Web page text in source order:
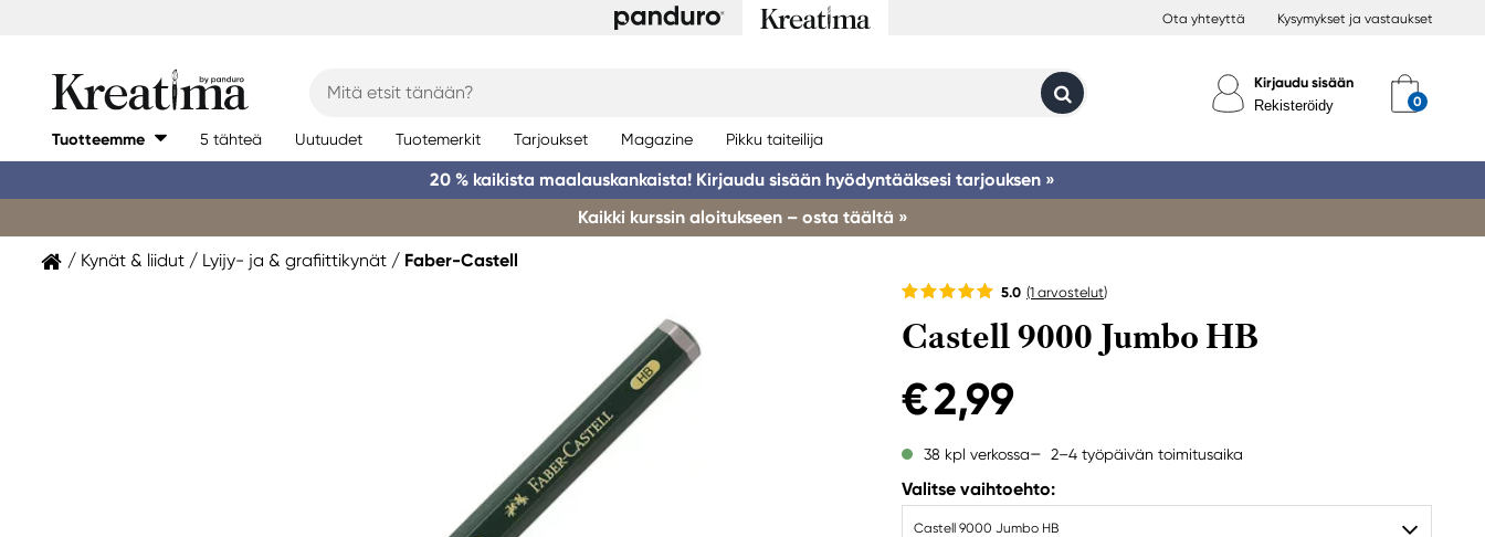
Ota yhteyttä Kysymykset ja vastaukset
Kirjaudu sisään
Rekisteröidy
Tuotteemme 5 tähteä Uutuudet Tuotemerkit Tarjoukset Magazine Pikku taiteilija
20 % kaikista maalauskankaista! Kirjaudu sisään hyödyntääksesi tarjouksen »
Kaikki kurssin aloitukseen – osta täältä »
Kynät & liidut Lyijy- ja & grafiittikynät Faber-Castell
5.0 (1 arvostelut)
Castell 9000 Jumbo HB
€ 2,99
38 kpl verkossa 2–4 työpäivän toimitusaika
Valitse vaihtoehto:
Castell 9000 Jumbo HB